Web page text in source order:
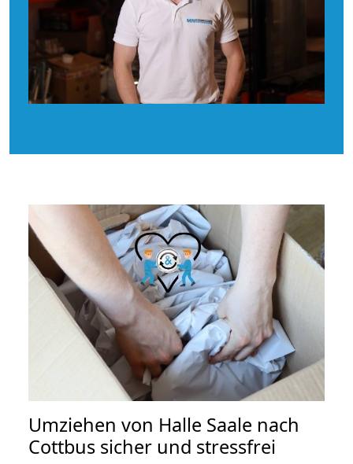
Umziehen von Halle Saale nach
Cottbus sicher und stressfrei